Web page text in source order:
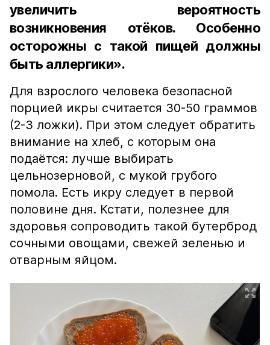
увеличить вероятность
возникновения отёков. Особенно
осторожны с такой пищей должны
быть аллергики».
Для взрослого человека безопасной
порцией икры считается 30-50 граммов
(2-3 ложки). При этом следует обратить
внимание на хлеб, с которым она
подаётся: лучше выбирать
цельнозерновой, с мукой грубого
помола. Есть икру следует в первой
половине дня. Кстати, полезнее для
здоровья сопроводить такой бутерброд
сочными овощами, свежей зеленью и
отварным яйцом.